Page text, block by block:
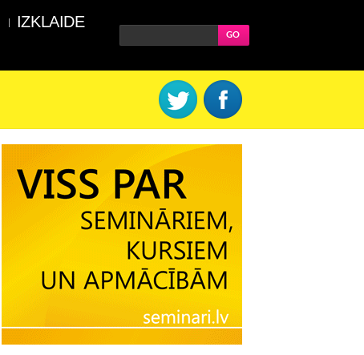
IZKLAIDE